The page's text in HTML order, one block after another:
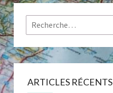
Rechercher :
ARTICLES RÉCENTS